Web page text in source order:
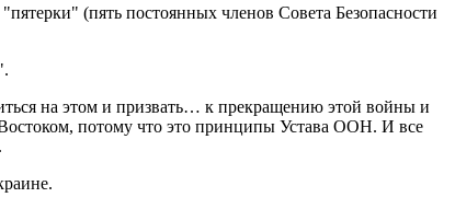
(пять постоянных членов Совета Безопасности
на этом и призвать… к прекращению этой войны и
потому что это принципы Устава ООН. И все